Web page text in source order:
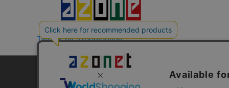
Tweets by azonetonline
お支払方法について